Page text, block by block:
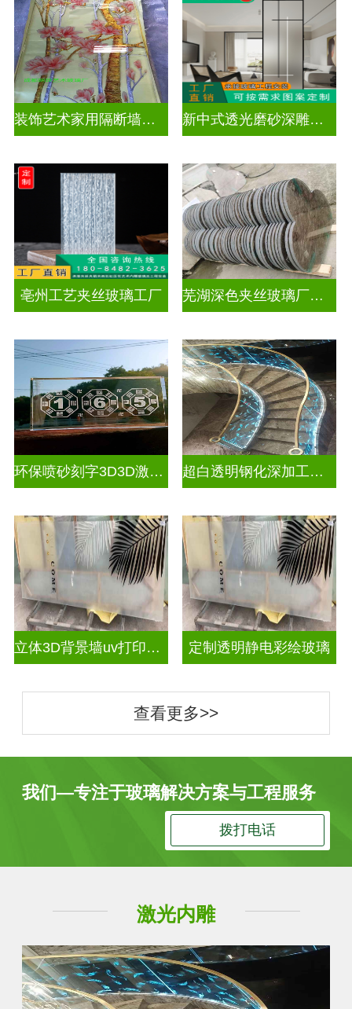
装饰艺术家用隔断墙深雕玻璃 新中式透光磨砂深雕玻璃
亳州工艺夹丝玻璃工厂 芜湖深色夹丝玻璃厂家电话
环保喷砂刻字3D3D激光内雕玻璃 超白透明钢化深加工激光内雕屏风
立体3D背景墙uv打印玻璃 定制透明静电彩绘玻璃
查看更多>>
我们—专注于玻璃解决方案与工程服务
拨打电话
激光内雕